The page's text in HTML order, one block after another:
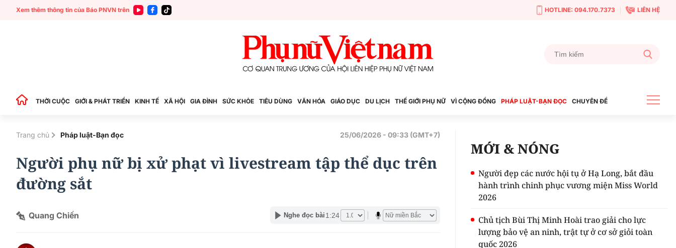
Xem thêm thông tin của Báo PNVN trên HOTLINE: 094.170.7373 LIÊN HỆ
THỜI CUỘC GIỚI & PHÁT TRIỂN KINH TẾ XÃ HỘI GIA ĐÌNH SỨC KHỎE TIÊU DÙNG VĂN HÓA GIÁO DỤC DU LỊCH THẾ GIỚI PHỤ NỮ VÌ CỘNG ĐỒNG PHÁP LUẬT-BẠN ĐỌC CHUYÊN ĐỀ
Trang chủ Pháp luật-Bạn đọc 25/06/2026 - 09:33 (GMT+7)
Người phụ nữ bị xử phạt vì livestream tập thể dục trên
đường sắt
Quang Chiến Nghe đọc bài 1:24
MỚI & NÓNG
Người đẹp các nước hội tụ ở Hạ Long, bắt đầu
hành trình chinh phục vương miện Miss World
2026
Chủ tịch Bùi Thị Minh Hoài trao giải cho lực
lượng bảo vệ an ninh, trật tự ở cơ sở giỏi toàn
quốc 2026